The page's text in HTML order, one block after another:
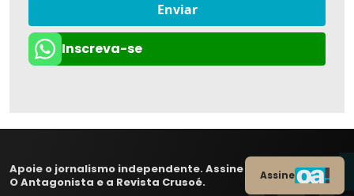
Enviar
Inscreva-se
Apoie o jornalismo independente. Assine
O Antagonista e a Revista Crusoé.
Assine